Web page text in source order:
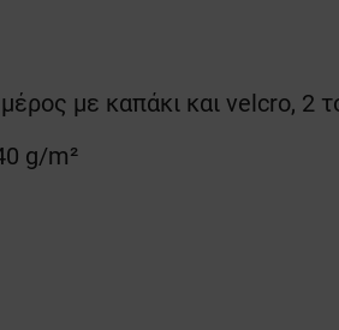
με καπάκι και velcro, 2
g/m²